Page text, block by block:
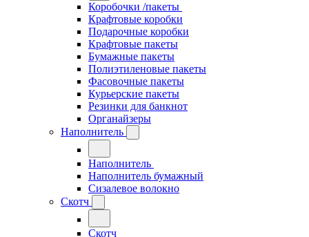
Коробочки /пакеты
Крафтовые коробки
Подарочные коробки
Крафтовые пакеты
Бумажные пакеты
Полиэтиленовые пакеты
Фасовочные пакеты
Курьерские пакеты
Резинки для банкнот
Органайзеры
Наполнитель
Наполнитель
Наполнитель бумажный
Сизалевое волокно
Скотч
Скотч